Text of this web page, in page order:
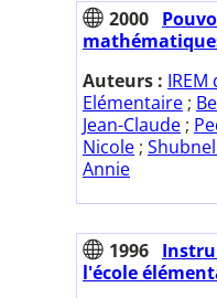
2000
Auteurs :
Elémentaire ;
Jean-Claude ;
Nicole ;
Annie
1996
l'école